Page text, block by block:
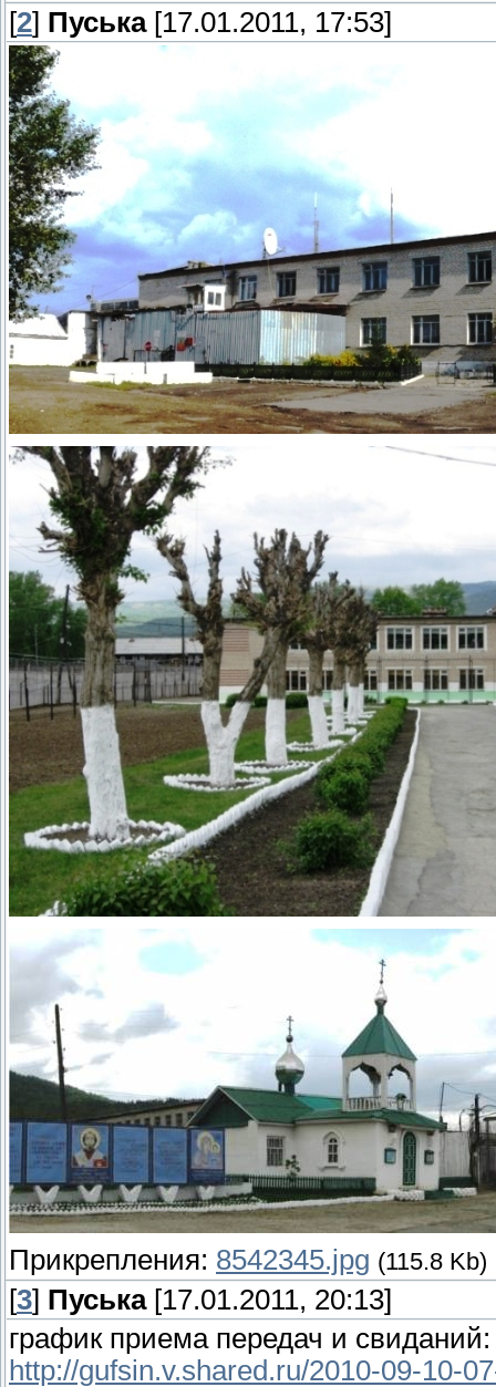
[2] Пуська[17.01.2011, 17:53]
Прикрепления: 8542345.jpg (115.8 Kb)
[3] Пуська[17.01.2011, 20:13]
график приема передач и свиданий:
http://gufsin.v.shared.ru/2010-09-10-